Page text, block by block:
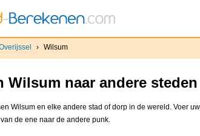
› Wilsum
Wilsum naar andere
Wilsum en elke andere stad of dorp in de wereld. Voer
de ene naar de andere punk.